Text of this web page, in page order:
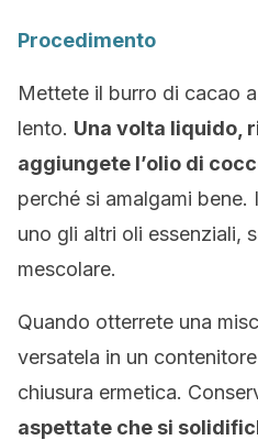
Procedimento
Mettete il burro di cacao
lento. Una volta liquido,
aggiungete l’olio di
perché si amalgami
uno gli altri oli essenziali,
mescolare.
Quando otterrete una
versatela in un
chiusura ermetica.
aspettate che si